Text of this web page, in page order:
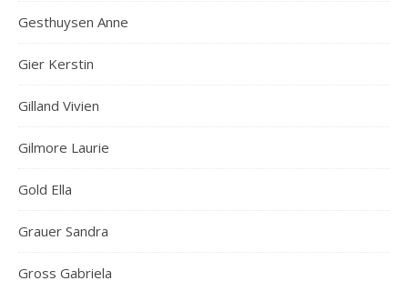
Gesthuysen Anne
Gier Kerstin
Gilland Vivien
Gilmore Laurie
Gold Ella
Grauer Sandra
Gross Gabriela